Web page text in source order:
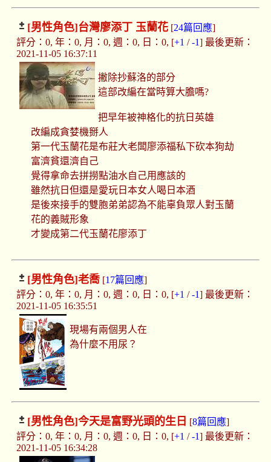
[男性角色]台灣廖添丁 玉蘭花[24篇回應]
評分：0, 年：0, 月：0, 週：0, 日：0, [+1 /-1] 最後更新：
2021-11-05 16:37:11
撇除抄蘇洛的部分
這部改編在當時算大膽嗎?
把早年被神格化的抗日英雄
改編成貪婪機掰人
第一代玉蘭花是布莊大老闆廖添福私下砍本狗劫
富濟貧還濟自己
覺得拿命去拼撈點油水自己用應該的
雖然抗日但還是愛玩日本女人喝日本酒
是後來接手的雙胞弟弟認為不能辜負眾人對玉蘭
花的義賊形象
才變成第二代玉蘭花廖添丁
[男性角色]老喬[17篇回應]
評分：0, 年：0, 月：0, 週：0, 日：0, [+1 /-1] 最後更新：
2021-11-05 16:35:51
現場有兩個男人在
為什麼不用尿？
[男性角色]今天是富野光頭的生日 [8篇回應]
評分：0, 年：0, 月：0, 週：0, 日：0, [+1 /-1] 最後更新：
2021-11-05 16:34:28